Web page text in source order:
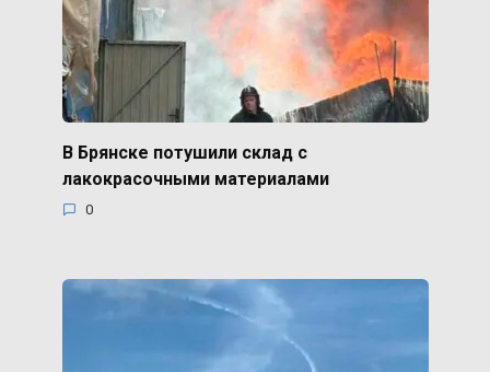
В Брянске потушили склад с
лакокрасочными материалами
0